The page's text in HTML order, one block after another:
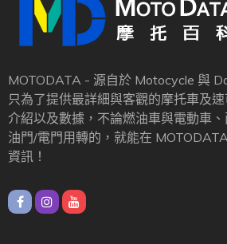
MOTODATA - 源自於 Motocycle 與
只為了提供最詳細與客觀的摩托車及
介紹以及數據，不論燃油車與電動車
油門/電門用轉的，就能在
資訊！